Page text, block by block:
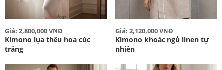
Giá: 2,800,000 VNĐ
Kimono lụa thêu hoa cúc
trắng
Giá: 2,120,000 VNĐ
Kimono khoác ngủ linen tự
nhiên